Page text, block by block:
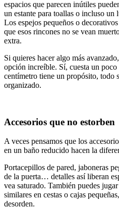
espacios que parecen inútiles
un estante para toallas o incluso un
Los espejos pequeños o
que esos rincones no se vean
extra.
Si quieres hacer algo más
opción increíble. Sí, cuesta un poco
centímetro tiene un propósito, todo
organizado.
Accesorios que no estorben
A veces pensamos que los
en un baño reducido hacen la
Portacepillos de pared, jaboneras
de la puerta… detalles así liberan
vea saturado. También puedes
similares en cestas o cajas
desorden.